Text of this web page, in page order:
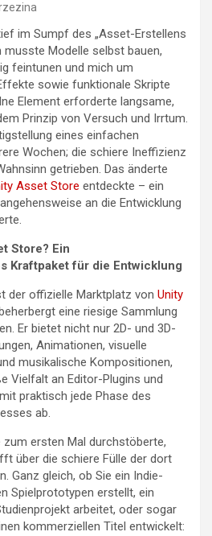
im Sumpf des „Asset-Erstellens
musste Modelle selbst bauen,
feintunen und mich um
sowie funktionale Skripte
Element erforderte langsame,
Prinzip von Versuch und Irrtum.
eines einfachen
Wochen; die schiere Ineffizienz
getrieben. Das änderte
Asset Store entdeckte – ein
an die Entwicklung
Store? Ein
Kraftpaket für die Entwicklung
der offizielle Marktplatz von Unity
eine riesige Sammlung
Er bietet nicht nur 2D- und 3D-
Animationen, visuelle
musikalische Kompositionen,
Vielfalt an Editor-Plugins und
praktisch jede Phase des
ab.
ersten Mal durchstöberte,
über die schiere Fülle der dort
Ganz gleich, ob Sie ein Indie-
Spielprototypen erstellt, ein
arbeitet, oder sogar
kommerziellen Titel entwickelt: